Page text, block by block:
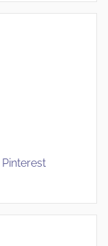
Pinterest